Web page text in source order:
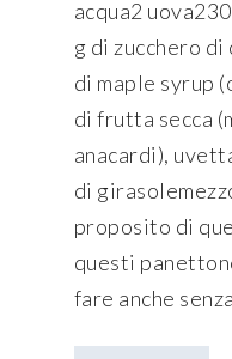
acqua2
g di zucchero di
di maple syrup
di frutta secca
anacardi),
di
proposito di
questi
fare anche